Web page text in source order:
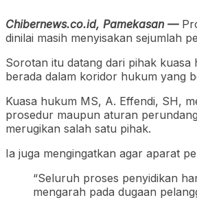
Chibernews.co.id, Pamekasan —
dinilai masih menyisakan sejumlah
Sorotan itu datang dari pihak
berada dalam koridor hukum yang
Kuasa hukum MS, A. Effendi, SH,
prosedur maupun aturan
merugikan salah satu pihak.
Ia juga mengingatkan agar aparat
“Seluruh proses penyidikan
mengarah pada dugaan